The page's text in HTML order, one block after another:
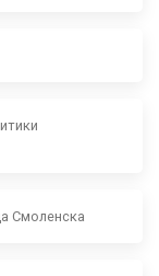
Смоленска